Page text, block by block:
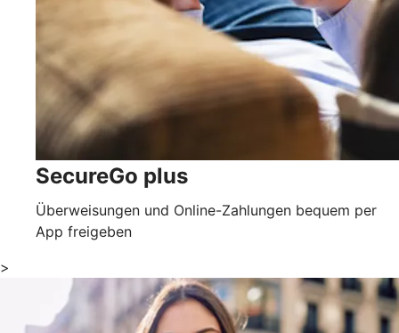
SecureGo plus
Überweisungen und Online-Zahlungen bequem per
App freigeben
>